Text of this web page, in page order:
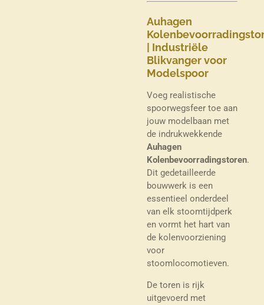
Auhagen
| Industriële
Blikvanger voor
Modelspoor
Voeg realistische
spoorwegsfeer toe aan
jouw modelbaan met
de indrukwekkende
Auhagen
Kolenbevoorradingstoren.
Dit gedetailleerde
bouwwerk is een
essentieel onderdeel
van elk stoomtijdperk
en vormt het hart van
de kolenvoorziening
voor
stoomlocomotieven.
De toren is rijk
uitgevoerd met